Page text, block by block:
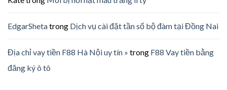
EdgarShetatrong Dịch vụ cài đặt tần số bộ đàm tại Đồng Nai
Địa chỉ vay tiền F88 Hà Nội uy tín » trong F88 Vay tiền bằng
đăng ký ô tô